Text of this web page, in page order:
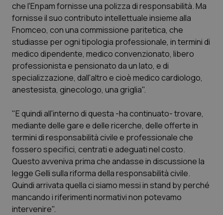
Abruzzo
Basilicata
Calabria
Campania
Emilia-Romagna
Friuli Venezia Giulia
Lazio
Liguria
QS Pro Gold
Artrite & artrosi
Asma & BPCO
Car-T
Colesterolo & coronaropatie
Dermatite Atopica
Diabete & glucometri
Disturbi dell’umore
QS Club Newsletter
che l'Enpam fornisse una polizza di responsabilità. Ma
fornisse il suo contributo intellettuale insieme alla
Fnomceo, con una commissione paritetica, che
studiasse per ogni tipologia professionale, in termini di
medico dipendente, medico convenzionato, libero
professionista e pensionato da un lato, e di
specializzazione, dall'altro e cioè medico cardiologo,
anestesista, ginecologo, una griglia".
"E quindi all'interno di questa -ha continuato- trovare,
mediante delle gare e delle ricerche, delle offerte in
termini di responsabilità civile e professionale che
fossero specifici, centrati e adeguati nel costo.
Questo avveniva prima che andasse in discussione la
legge Gelli sulla riforma della responsabilità civile.
Quindi arrivata quella ci siamo messi in stand by perché
mancando i riferimenti normativi non potevamo
intervenire".